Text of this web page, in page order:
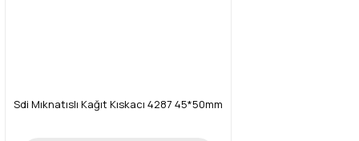
Sdi Mıknatıslı Kağıt Kıskacı 4287 45*50mm